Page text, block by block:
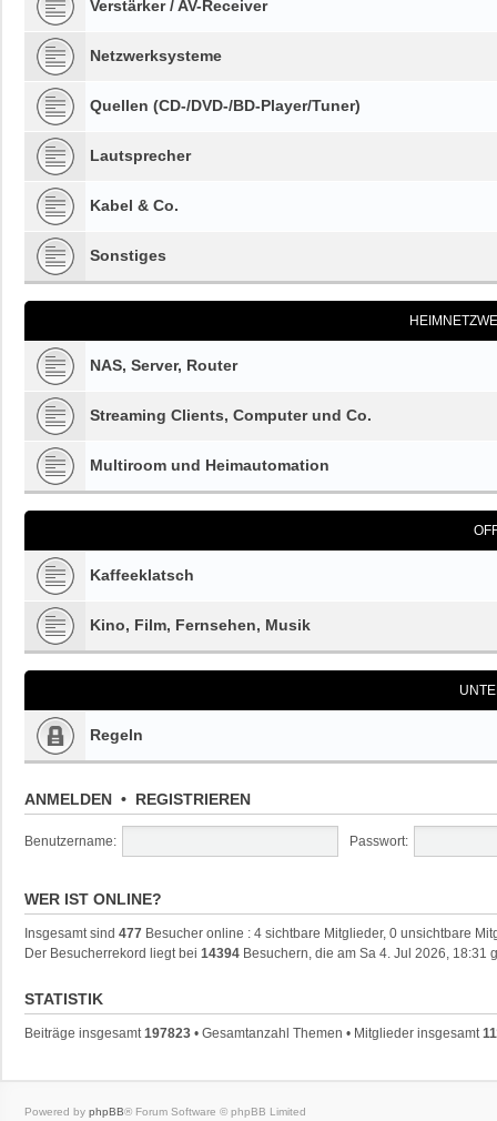
Verstärker / AV-Receiver
Netzwerksysteme
Quellen (CD-/DVD-/BD-Player/Tuner)
Lautsprecher
Kabel & Co.
Sonstiges
NAS, Server, Router
Streaming Clients, Computer und Co.
Multiroom und Heimautomation
Kaffeeklatsch
Kino, Film, Fernsehen, Musik
Regeln
ANMELDEN • REGISTRIEREN
Benutzername: Passwort:
WER IST ONLINE?
Insgesamt sind 477 Besucher online : 4 sichtbare Mitglieder, 0 unsichtbare
Der Besucherrekord liegt bei 14394 Besuchern, die am Sa 4. Jul 2026, 18:31
STATISTIK
Beiträge insgesamt197823 • Gesamtanzahl Themen • Mitglieder insgesamt
Powered by phpBB® Forum Software © phpBB Limited